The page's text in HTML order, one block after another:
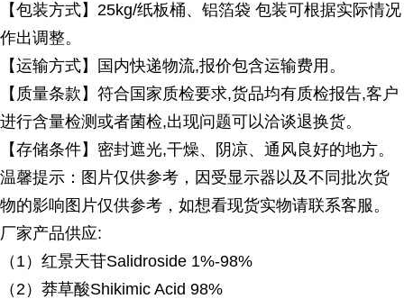
【包装方式】 25kg/纸板桶、铝箔袋 包装可根据实际情况
作出调整。
【运输方式】国内快递物流,报价包含运输费用。
【质量条款】符合国家质检要求,货品均有质检报告,客户
进行含量检测或者菌检,出现问题可以洽谈退换货。
【存储条件】密封遮光,干燥、阴凉、通风良好的地方。
温馨提示：图片仅供参考，因受显示器以及不同批次货
物的影响图片仅供参考，如想看现货实物请联系客服。
厂家产品供应:
（ 1）红景天苷Salidroside 1%-98%
（2）莽草酸Shikimic Acid 98%